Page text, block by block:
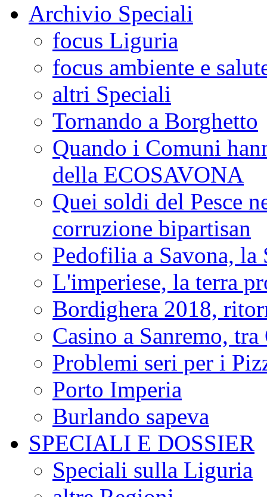
Archivio Speciali
focus Liguria
focus ambiente e
altri Speciali
Tornando a Borghetto
Quando i Comuni
della ECOSAVONA
Quei soldi del Pesce
corruzione bipartisan
Pedofilia a Savona, la
L'imperiese, la terra
Bordighera 2018,
Casino a Sanremo,
Problemi seri per i
Porto Imperia
Burlando sapeva
SPECIALI E DOSSIER
Speciali sulla Liguria